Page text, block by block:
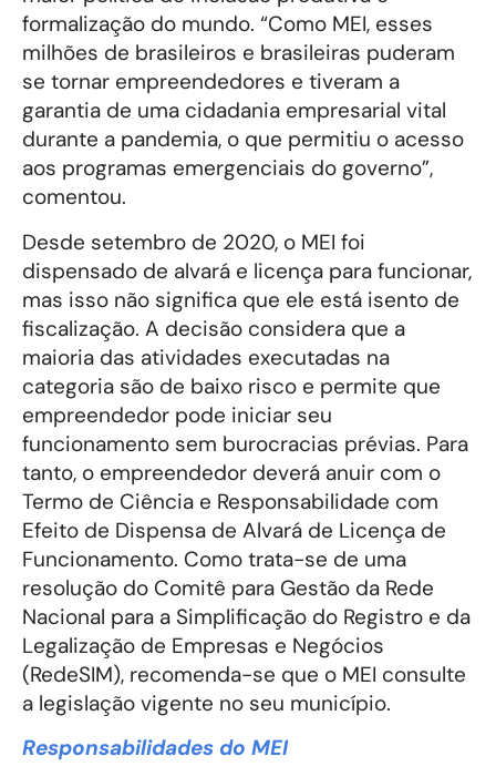
formalização do mundo. “Como MEI, esses
milhões de brasileiros e brasileiras puderam
se tornar empreendedores e tiveram a
garantia de uma cidadania empresarial vital
durante a pandemia, o que permitiu o acesso
aos programas emergenciais do governo”,
comentou.
Desde setembro de 2020, o MEI foi
dispensado de alvará e licença para funcionar,
mas isso não significa que ele está isento de
fiscalização. A decisão considera que a
maioria das atividades executadas na
categoria são de baixo risco e permite que
empreendedor pode iniciar seu
funcionamento sem burocracias prévias. Para
tanto, o empreendedor deverá anuir com o
Termo de Ciência e Responsabilidade com
Efeito de Dispensa de Alvará de Licença de
Funcionamento. Como trata-se de uma
resolução do Comitê para Gestão da Rede
Nacional para a Simplificação do Registro e da
Legalização de Empresas e Negócios
(RedeSIM), recomenda-se que o MEI consulte
a legislação vigente no seu município.
Responsabilidades do MEI